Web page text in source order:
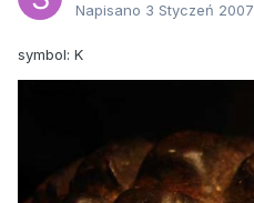
Napisano 3 Styczeń 2007
symbol: K